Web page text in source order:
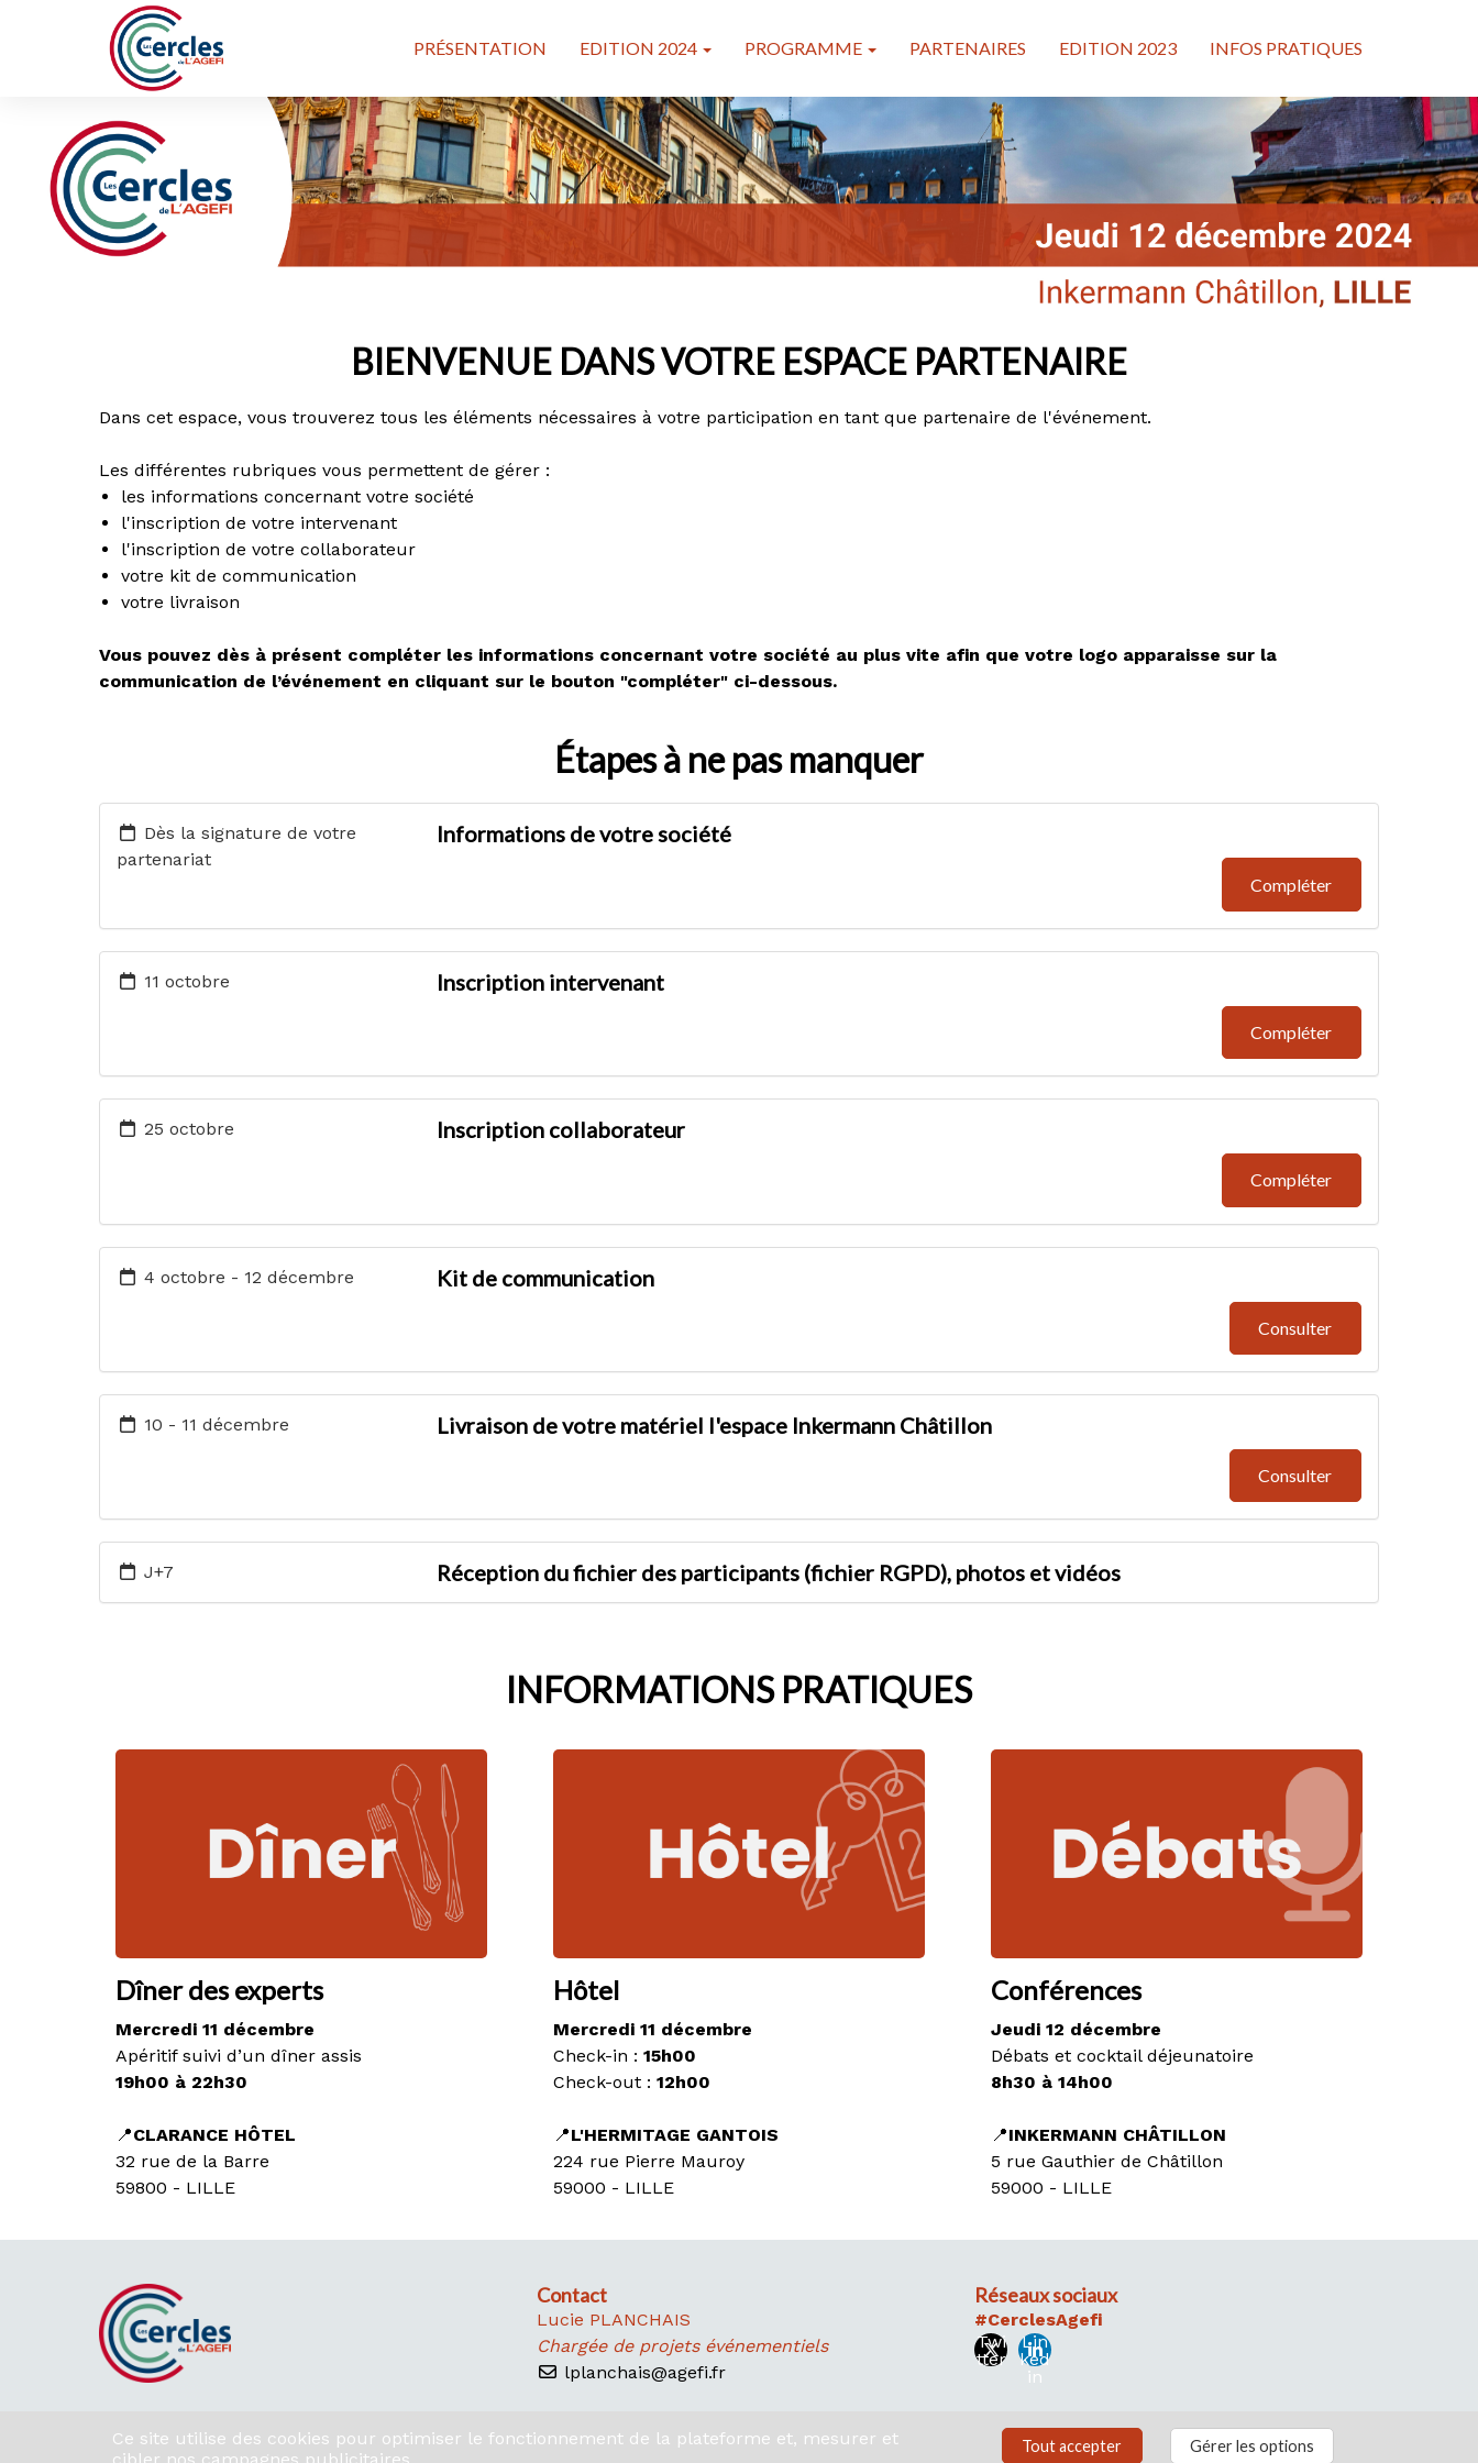
PRÉSENTATION EDITION 2024 PROGRAMME PARTENAIRES EDITION 2023 INFOS PRATIQUES
BIENVENUE DANS VOTRE ESPACE PARTENAIRE
Dans cet espace, vous trouverez tous les éléments nécessaires à votre participation en tant que partenaire de l'événement.
Les différentes rubriques vous permettent de gérer :
les informations concernant votre société
l'inscription de votre intervenant
l'inscription de votre collaborateur
votre kit de communication
votre livraison
Vous pouvez dès à présent compléter les informations concernant votre société au plus vite afin que votre logo apparaisse sur la
communication de l’événement en cliquant sur le bouton "compléter" ci-dessous.
Étapes à ne pas manquer
Dès la signature de votre
partenariat
Informations de votre société
Compléter
11 octobre Inscription intervenant
Compléter
25 octobre Inscription collaborateur
Compléter
4 octobre - 12 décembre Kit de communication
Consulter
10 - 11 décembre Livraison de votre matériel l'espace Inkermann Châtillon
Consulter
J+7 Réception du fichier des participants (fichier RGPD), photos et vidéos
INFORMATIONS PRATIQUES
Dîner des experts
Mercredi 11 décembre
Apéritif suivi d’un dîner assis
19h00 à 22h30
📍CLARANCE HÔTEL
32 rue de la Barre
59800 - LILLE
Hôtel
Mercredi 11 décembre
Check-in : 15h00
Check-out : 12h00
📍L'HERMITAGE GANTOIS
224 rue Pierre Mauroy
59000 - LILLE
Conférences
Jeudi 12 décembre
Débats et cocktail déjeunatoire
8h30 à 14h00
📍INKERMANN CHÂTILLON
5 rue Gauthier de Châtillon
59000 - LILLE
Contact
Lucie PLANCHAIS
Chargée de projets événementiels
lplanchais@agefi.fr
Réseaux sociaux
#CerclesAgefi
Twi
tter
Lin
ked
in
Ce site utilise des cookies pour optimiser le fonctionnement de la plateforme et, mesurer et
Tout accepter Gérer les options